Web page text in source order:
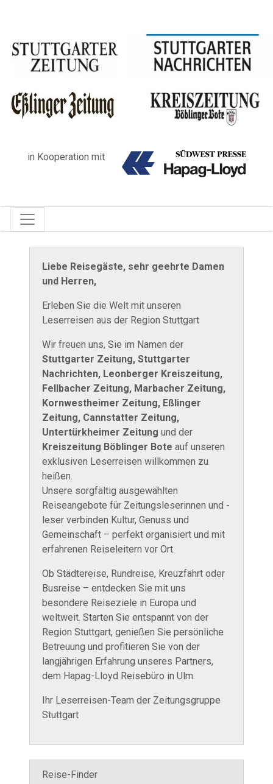
in Kooperation mit
Liebe Reisegäste, sehr geehrte Damen
und Herren,
Erleben Sie die Welt mit unseren
Leserreisen aus der Region Stuttgart
Wir freuen uns, Sie im Namen der
Stuttgarter Zeitung, Stuttgarter
Nachrichten, Leonberger Kreiszeitung,
Fellbacher Zeitung, Marbacher Zeitung,
Kornwestheimer Zeitung, Eßlinger
Zeitung, Cannstatter Zeitung,
Untertürkheimer Zeitung und der
Kreiszeitung Böblinger Bote auf unseren
exklusiven Leserreisen willkommen zu
heißen.
Unsere sorgfältig ausgewählten
Reiseangebote für Zeitungsleserinnen und -
leser verbinden Kultur, Genuss und
Gemeinschaft – perfekt organisiert und mit
erfahrenen Reiseleitern vor Ort.
Ob Städtereise, Rundreise, Kreuzfahrt oder
Busreise – entdecken Sie mit uns
besondere Reiseziele in Europa und
weltweit. Starten Sie entspannt von der
Region Stuttgart, genießen Sie persönliche
Betreuung und profitieren Sie von der
langjährigen Erfahrung unseres Partners,
dem Hapag-Lloyd Reisebüro in Ulm.
Ihr Leserreisen-Team der Zeitungsgruppe
Stuttgart
Reise-Finder